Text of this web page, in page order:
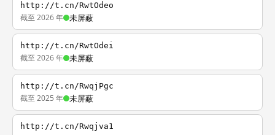
http://t.cn/RwtOdeo
截至 2026 年 未屏蔽
http://t.cn/RwtOdei
截至 2026 年 未屏蔽
http://t.cn/RwqjPgc
截至 2025 年 未屏蔽
http://t.cn/Rwqjva1